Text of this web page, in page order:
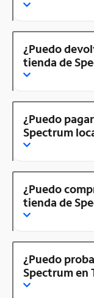
¿Puedo
tienda de
¿Puedo
Spectrum
¿Puedo
tienda de
¿Puedo
Spectrum en